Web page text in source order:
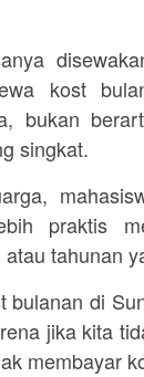
kost
bukan
singkat.
praktis
atau tahunan
bulanan di
jika kita
membayar